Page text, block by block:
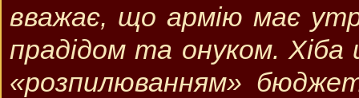
вважає, що армію має
прадідом та онуком.
«розпилюванням»